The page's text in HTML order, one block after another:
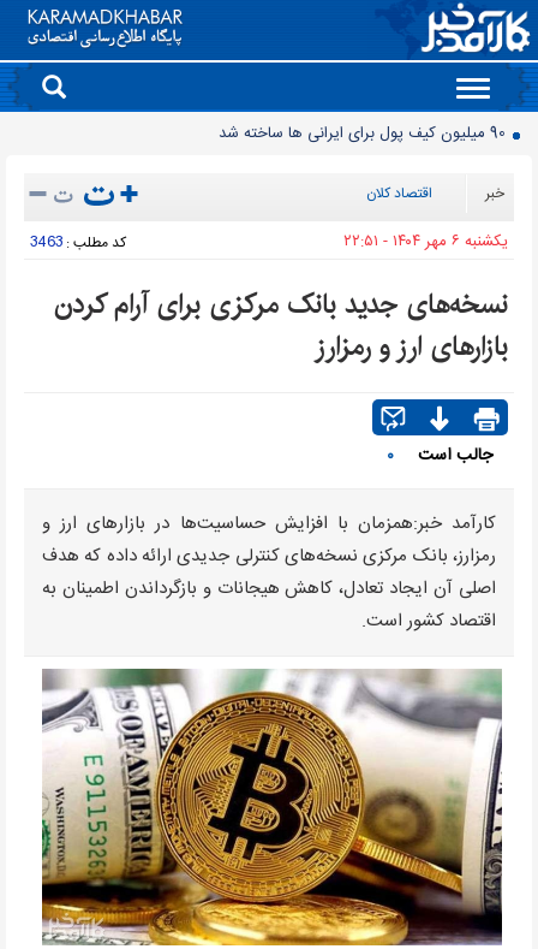
Toggle
navigation
90 میلیون کیف پول برای ایرانی ها ساخته شد
معمای قیمت سکه امامی و بهار آزادی در دادگاه خانواده
آخرین وضعیت سدهای تهران اعلام شد
موتورسیکلت‌های برقی مشتری ندارند/ کمبود زیرساخت یا بی‌میلی مردم؟
سدهای مهم کشور چقدر آب دارند؟
جمعیت ایران از ۸۷ میلیون نفر عبور کرد
قیمت برق تابستانی به اوج زمستانی رسید
انتقال تورم خودرو به بازار خدمات
خبر اقتصاد کلان
يکشنبه ۶ مهر ۱۴۰۴ - ۲۲:۵۱ کد مطلب : 3463
نسخه‌های جدید بانک مرکزی برای آرام کردن
بازارهای ارز و رمزارز
جالب است ۰
کارآمد خبر:همزمان با افزایش حساسیت‌ها در بازارهای ارز و
رمزارز، بانک مرکزی نسخه‌های کنترلی جدیدی ارائه داده که هدف
اصلی آن ایجاد تعادل، کاهش هیجانات و بازگرداندن اطمینان به
اقتصاد کشور است.